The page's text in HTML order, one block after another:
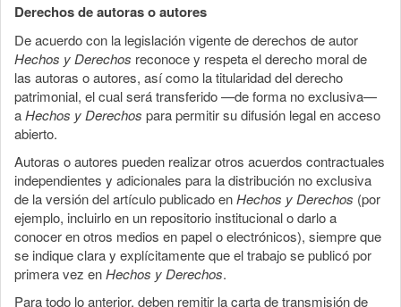
Derechos de autoras o autores
De acuerdo con la legislación vigente de derechos de autor
Hechos y Derechos reconoce y respeta el derecho moral de
las autoras o autores, así como la titularidad del derecho
patrimonial, el cual será transferido —de forma no exclusiva—
aHechos y Derechos para permitir su difusión legal en acceso
abierto.
Autoras o autores pueden realizar otros acuerdos contractuales
independientes y adicionales para la distribución no exclusiva
de la versión del artículo publicado enHechos y Derechos (por
ejemplo, incluirlo en un repositorio institucional o darlo a
conocer en otros medios en papel o electrónicos), siempre que
se indique clara y explícitamente que el trabajo se publicó por
primera vez enHechos y Derechos.
Para todo lo anterior, deben remitir la carta de transmisión de